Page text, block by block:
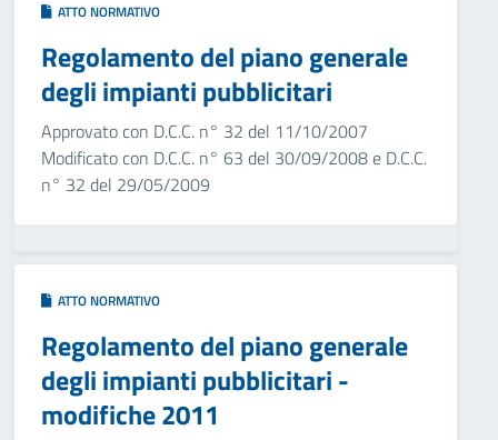
ATTO NORMATIVO
Regolamento del piano generale
degli impianti pubblicitari
Approvato con D.C.C. n° 32 del 11/10/2007
Modificato con D.C.C. n° 63 del 30/09/2008 e D.C.C.
n° 32 del 29/05/2009
ATTO NORMATIVO
Regolamento del piano generale
degli impianti pubblicitari -
modifiche 2011